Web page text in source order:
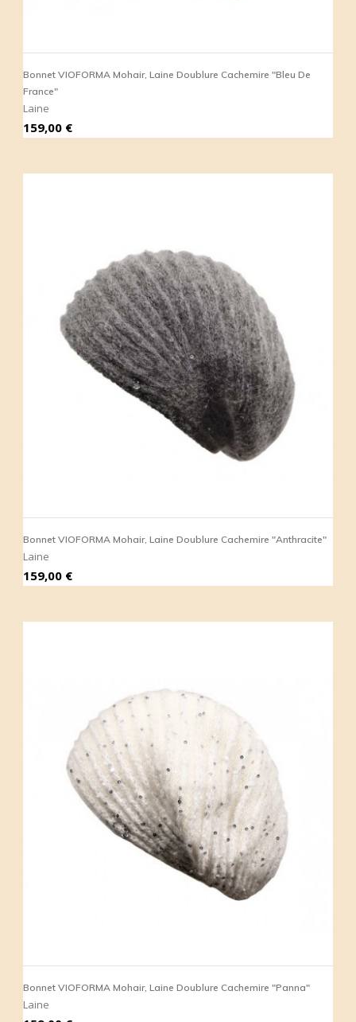
Bonnet VIOFORMA Mohair, Laine Doublure Cachemire "Bleu De
France"
Laine
Prix
159,00 €
Bonnet VIOFORMA Mohair, Laine Doublure Cachemire "Anthracite"
Laine
Prix
159,00 €
Bonnet VIOFORMA Mohair, Laine Doublure Cachemire "Panna"
Laine